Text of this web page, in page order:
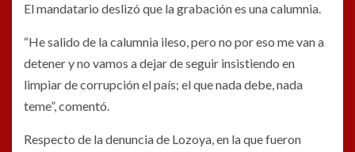
El mandatario deslizó que la grabación es una calumnia.
“He salido de la calumnia ileso, pero no por eso me van a
detener y no vamos a dejar de seguir insistiendo en
limpiar de corrupción el país; el que nada debe, nada
teme”, comentó.
Respecto de la denuncia de Lozoya, en la que fueron